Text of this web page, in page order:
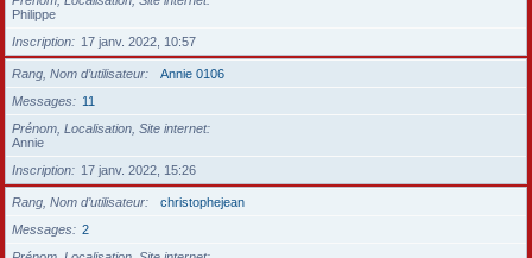
Philippe
Inscription
17 janv. 2022, 10:57
Rang, Nom d’utilisateur
Annie 0106
Messages
11
Prénom, Localisation, Site internet
Annie
Inscription
17 janv. 2022, 15:26
Rang, Nom d’utilisateur
christophejean
Messages
2